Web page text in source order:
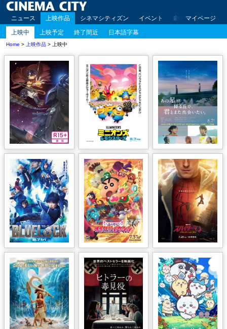
ニュース 上映作品 シネマシティズン イベント 劇場案内 アク
マイページ
上映中
上映予定 終了間近 日本語字幕
Home > 上映作品 > 上映中